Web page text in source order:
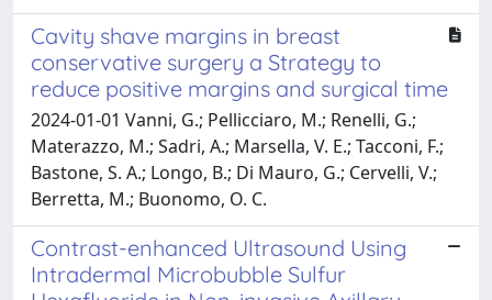
Cavity shave margins in breast
conservative surgery a Strategy to
reduce positive margins and surgical time
2024-01-01 Vanni, G.; Pellicciaro, M.; Renelli, G.;
Materazzo, M.; Sadri, A.; Marsella, V. E.; Tacconi, F.;
Bastone, S. A.; Longo, B.; Di Mauro, G.; Cervelli, V.;
Berretta, M.; Buonomo, O. C.
Contrast-enhanced Ultrasound Using
Intradermal Microbubble Sulfur